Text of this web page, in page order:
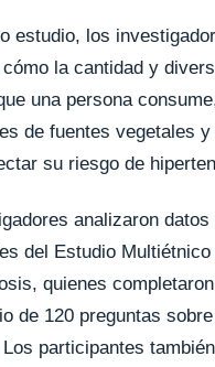
estudio, los
la cantidad y
una persona
de fuentes vegetales
su riesgo de
analizaron datos
del Estudio Multiétnico
quienes
de 120 preguntas
participantes